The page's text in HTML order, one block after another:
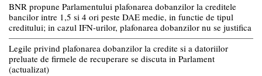
BNR propune Parlamentului plafonarea dobanzilor la creditele
bancilor intre 1,5 si 4 ori peste DAE medie, in functie de tipul
creditului; in cazul IFN-urilor, plafonarea dobanzilor nu se justifica
Legile privind plafonarea dobanzilor la credite si a datoriilor
preluate de firmele de recuperare se discuta in Parlament
(actualizat)